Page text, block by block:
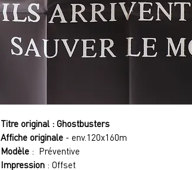
Titre original : Ghostbusters
Affiche originale - env.120x160m
Modèle : Préventive
Impression : Offset